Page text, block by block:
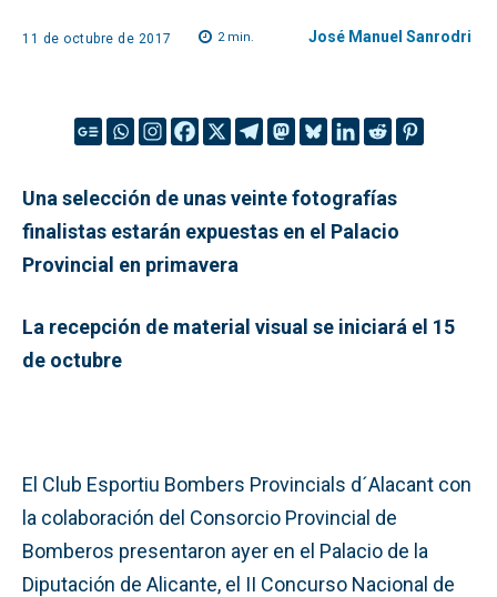
11 de octubre de 2017 2min. José Manuel Sanrodri
Una selección de unas veinte fotografías
finalistas estarán expuestas en el Palacio
Provincial en primavera
La recepción de material visual se iniciará el 15
de octubre
El Club Esportiu Bombers Provincials d´Alacant con
la colaboración del Consorcio Provincial de
Bomberos presentaron ayer en el Palacio de la
Diputación de Alicante, el II Concurso Nacional de